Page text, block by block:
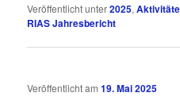
Veröffentlicht unter2025,
RIAS Jahresbericht
Veröffentlicht am19. Mai 2025